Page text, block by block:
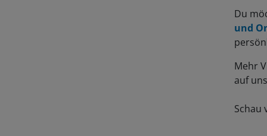
Du
und
Mehr
auf
Schau